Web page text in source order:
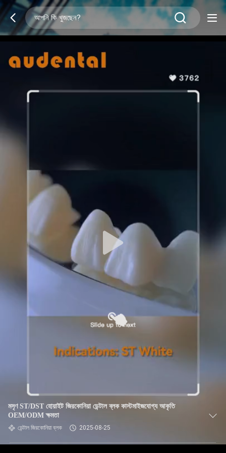
মসৃণ ST/DST হোয়াইট জিরকোনিয়া ডেন্টাল ব্লক কাস্টমাইজযোগ্য আকৃতি
OEM/ODM ক্ষমতা
ডেন্টাল জিরকোনিয়া ব্লক 2025-08-25